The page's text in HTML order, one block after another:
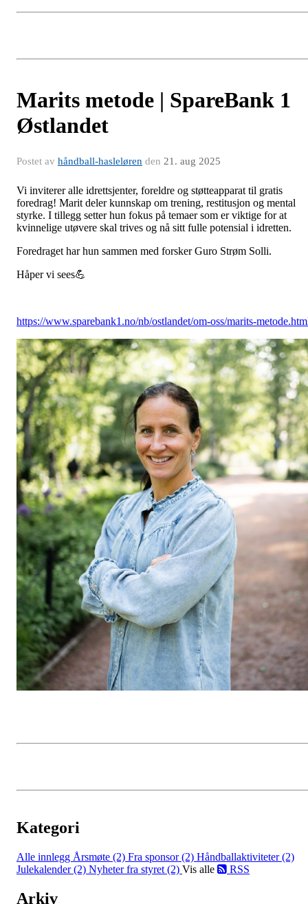
Marits metode | SpareBank 1
Østlandet
Postet av håndball-hasleløren den 21. aug 2025
Vi inviterer alle idrettsjenter, foreldre og støtteapparat til gratis
foredrag! Marit deler kunnskap om trening, restitusjon og mental
styrke. I tillegg setter hun fokus på temaer som er viktige for at
kvinnelige utøvere skal trives og nå sitt fulle potensial i idretten.
Foredraget har hun sammen med forsker Guro Strøm Solli.
Håper vi sees💪
https://www.sparebank1.no/nb/ostlandet/om-oss/marits-
Kategori
Alle innlegg Årsmøte (2) Fra sponsor (2) Håndballaktiviteter (2)
Julekalender (2) Nyheter fra styret (2) Vis alle RSS
Arkiv